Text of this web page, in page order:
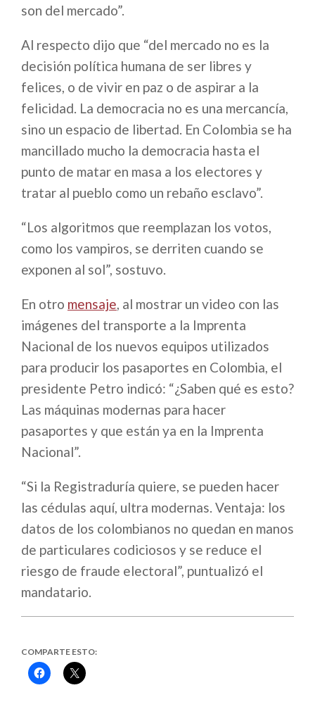
son del mercado”.
Al respecto dijo que “del mercado no es la
decisión política humana de ser libres y
felices, o de vivir en paz o de aspirar a la
felicidad. La democracia no es una mercancía,
sino un espacio de libertad. En Colombia se ha
mancillado mucho la democracia hasta el
punto de matar en masa a los electores y
tratar al pueblo como un rebaño esclavo”.
“Los algoritmos que reemplazan los votos,
como los vampiros, se derriten cuando se
exponen al sol”, sostuvo.
En otro mensaje​, al mostrar un video con las
imágenes del transporte a la Imprenta
Nacional de los nuevos equipos utilizados
para producir los pasaportes en Colombia, el
presidente Petro indicó: “¿Saben qué es esto?
Las máquinas modernas para hacer
pasaportes y que están ya en la Imprenta
Nacional”.
“Si la Registraduría quiere, se pueden hacer
las cédulas aquí, ultra modernas. Ventaja: los
datos de los colombianos no quedan en manos
de particulares codiciosos y se reduce el
riesgo de fraude electoral”, puntualizó el
mandatario.
COMPARTE ESTO:
Haz
clic
Haz
clic